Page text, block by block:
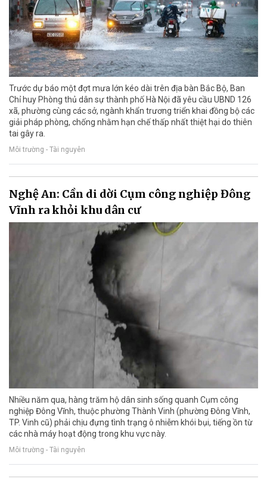
Trước dự báo một đợt mưa lớn kéo dài trên địa bàn Bắc Bộ, Ban
Chỉ huy Phòng thủ dân sự thành phố Hà Nội đã yêu cầu UBND 126
xã, phường cùng các sở, ngành khẩn trương triển khai đồng bộ các
giải pháp phòng, chống nhằm hạn chế thấp nhất thiệt hại do thiên
tai gây ra.
Môi trường - Tài nguyên
Nghệ An: Cần di dời Cụm công nghiệp Đông
Vĩnh ra khỏi khu dân cư
Nhiều năm qua, hàng trăm hộ dân sinh sống quanh Cụm công
nghiệp Đông Vĩnh, thuộc phường Thành Vinh (phường Đông Vĩnh,
TP. Vinh cũ) phải chịu đựng tình trạng ô nhiễm khói bụi, tiếng ồn từ
các nhà máy hoạt động trong khu vực này.
Môi trường - Tài nguyên